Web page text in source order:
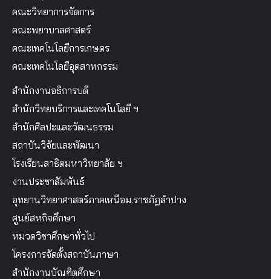
คณะวิทยาการจัดการ
คณะพยาบาลศาสตร์
คณะเทคโนโลยีการเกษตร
คณะเทคโนโลยีอุตสาหกรรม
สำนักงานอธิการบดี
สำนักวิทยบริการและเทคโนโลยี ฯ
สำนักศิลปะและวัฒนธรรม
สถาบันวิจัยและพัฒนา
โรงเรียนสาธิตมหาวิทยาลัย ฯ
งานประชาสัมพันธ์
อุทยานวิทยาศาสตร์ภาคเหนือม.ราชภัฏลำปาง
ศูนย์สหกิจศึกษา
หมวดวิชาศึกษาทั่วไป
โครงการจัดตั้งสถาบันภาษา
สำนักงานบัณฑิตศึกษา